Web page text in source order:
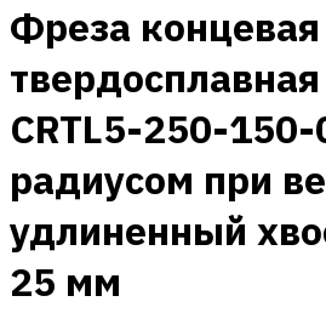
Фреза концевая
CRTL5-250-150-
радиусом при
удлиненный
25 мм